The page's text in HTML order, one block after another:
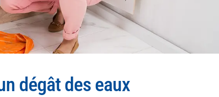
dégât des eaux